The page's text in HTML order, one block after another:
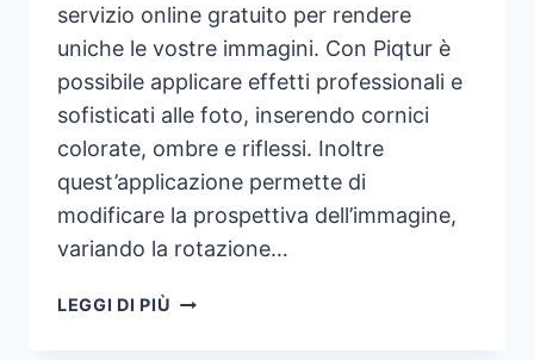
servizio online gratuito per rendere
uniche le vostre immagini. Con Piqtur è
possibile applicare effetti professionali e
sofisticati alle foto, inserendo cornici
colorate, ombre e riflessi. Inoltre
quest’applicazione permette di
modificare la prospettiva dell’immagine,
variando la rotazione…
LEGGI DI PIÙ COME